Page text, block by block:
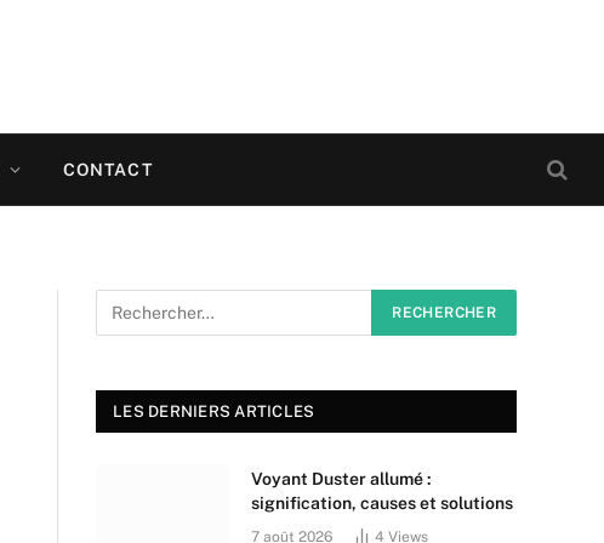
CONTACT
LES DERNIERS ARTICLES
Voyant Duster allumé :
signification, causes et solutions
7 août 2026 4 Views